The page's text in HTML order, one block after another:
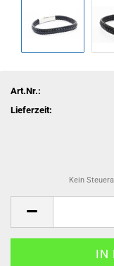
Art.Nr.:
Lieferzeit:
Kein